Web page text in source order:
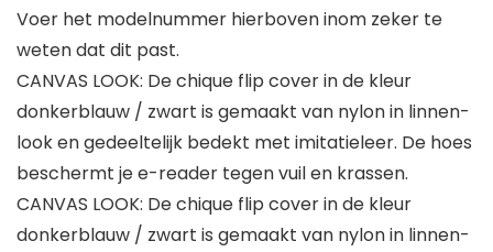
Voer het modelnummer hierboven inom zeker te
weten dat dit past.
CANVAS LOOK: De chique flip cover in de kleur
donkerblauw / zwart is gemaakt van nylon in linnen-
look en gedeeltelijk bedekt met imitatieleer. De hoes
beschermt je e-reader tegen vuil en krassen.
CANVAS LOOK: De chique flip cover in de kleur
donkerblauw / zwart is gemaakt van nylon in linnen-